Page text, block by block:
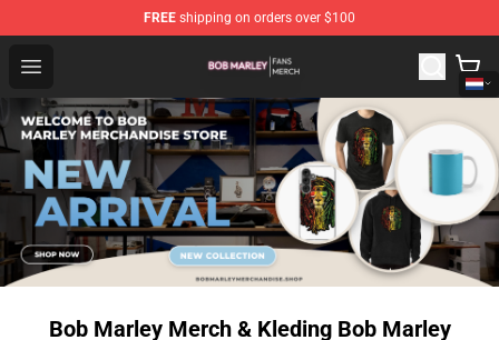
FREE shipping on orders over $100
Open menu
Bob Marley Shop - Official Bob Marley Merchandise
Bob Marley Merch & Kleding Bob Marley